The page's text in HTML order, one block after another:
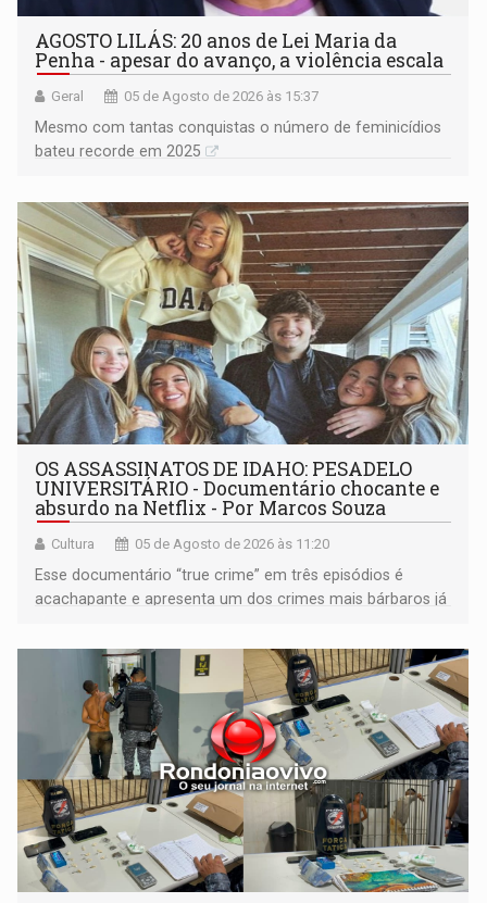
AGOSTO LILÁS: 20 anos de Lei Maria da
Penha - apesar do avanço, a violência escala
Geral 05 de Agosto de 2026 às 15:37
Mesmo com tantas conquistas o número de feminicídios
bateu recorde em 2025
OS ASSASSINATOS DE IDAHO: PESADELO
UNIVERSITÁRIO - Documentário chocante e
absurdo na Netflix - Por Marcos Souza
Cultura 05 de Agosto de 2026 às 11:20
Esse documentário “true crime” em três episódios é
acachapante e apresenta um dos crimes mais bárbaros já
que moravam em uma casa que ficava numa vila
universitária